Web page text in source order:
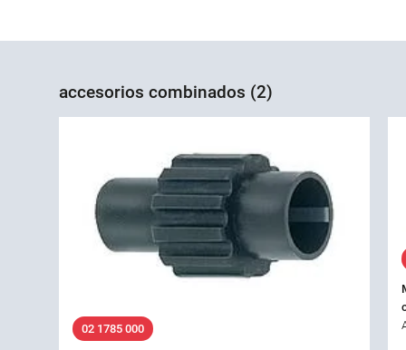
accesorios combinados (2)
02 1785 000